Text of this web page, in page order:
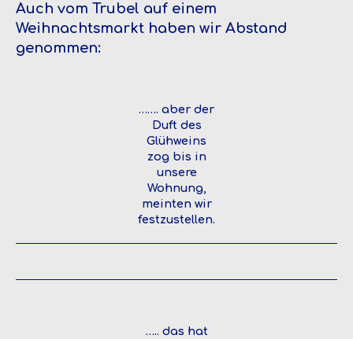
Auch vom Trubel auf einem
Weihnachtsmarkt haben wir Abstand
genommen:
……. aber der
Duft des
Glühweins
zog bis in
unsere
Wohnung,
meinten wir
festzustellen.
….. das hat